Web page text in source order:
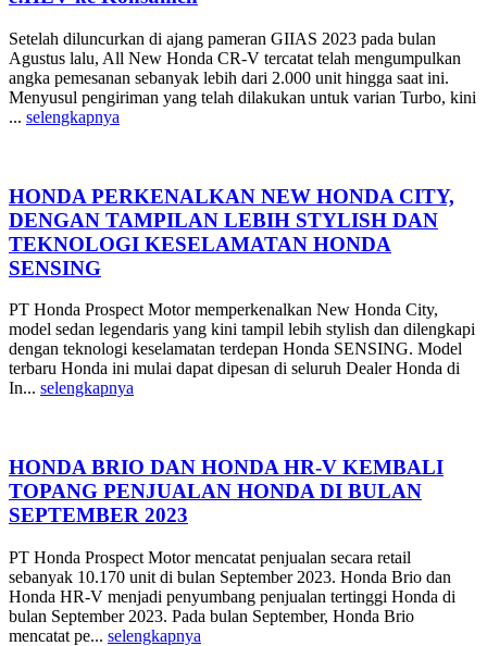
Setelah diluncurkan di ajang pameran GIIAS 2023 pada bulan
Agustus lalu, All New Honda CR-V tercatat telah mengumpulkan
angka pemesanan sebanyak lebih dari 2.000 unit hingga saat ini.
Menyusul pengiriman yang telah dilakukan untuk varian Turbo, kini
... selengkapnya
HONDA PERKENALKAN NEW HONDA CITY,
DENGAN TAMPILAN LEBIH STYLISH DAN
TEKNOLOGI KESELAMATAN HONDA
SENSING
PT Honda Prospect Motor memperkenalkan New Honda City,
model sedan legendaris yang kini tampil lebih stylish dan dilengkapi
dengan teknologi keselamatan terdepan Honda SENSING. Model
terbaru Honda ini mulai dapat dipesan di seluruh Dealer Honda di
In... selengkapnya
HONDA BRIO DAN HONDA HR-V KEMBALI
TOPANG PENJUALAN HONDA DI BULAN
SEPTEMBER 2023
PT Honda Prospect Motor mencatat penjualan secara retail
sebanyak 10.170 unit di bulan September 2023. Honda Brio dan
Honda HR-V menjadi penyumbang penjualan tertinggi Honda di
bulan September 2023. Pada bulan September, Honda Brio
mencatat pe... selengkapnya